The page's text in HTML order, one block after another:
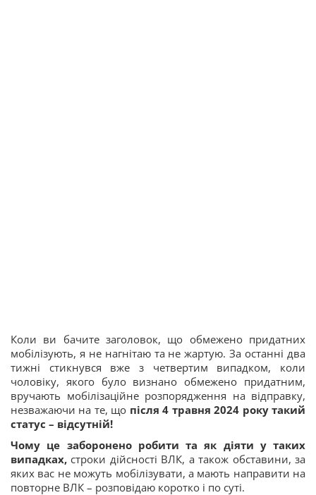
Коли ви бачите заголовок, що обмежено придатних
мобілізують, я не нагнітаю та не жартую. За останні два
тижні стикнувся вже з четвертим випадком, коли
чоловіку, якого було визнано обмежено придатним,
вручають мобілізаційне розпорядження на відправку,
незважаючи на те, що після 4 травня 2024 року такий
статус – відсутній!
Чому це заборонено робити та як діяти у таких
випадках, строки дійсності ВЛК, а також обставини, за
яких вас не можуть мобілізувати, а мають направити на
повторне ВЛК – розповідаю коротко і по суті.